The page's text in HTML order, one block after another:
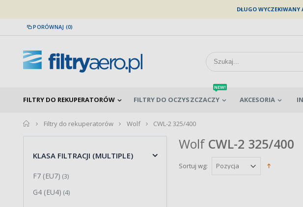
DŁUGO WYCZEKIWANY
PORÓWNAJ (0)
FILTRY DO REKUPERATORÓW FILTRY DO OCZYSZCZACZY
NEW!
AKCESORIA
home
Filtry do rekuperatorów Wolf CWL-2 325/400
Wolf CWL-2 325/400
Sortuj wg:
KLASA FILTRACJI (MULTIPLE)
F7 (EU7) (3)
G4 (EU4) (4)